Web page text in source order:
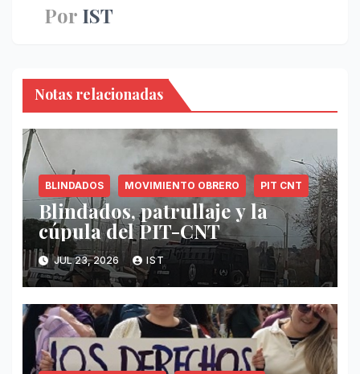
Por IST
Notas relacionadas
BLINDADOS MOVIMIENTO OBRERO PIT CNT
Blindados, patrullaje y la
cúpula del PIT-CNT
JUL 23, 2026 IST